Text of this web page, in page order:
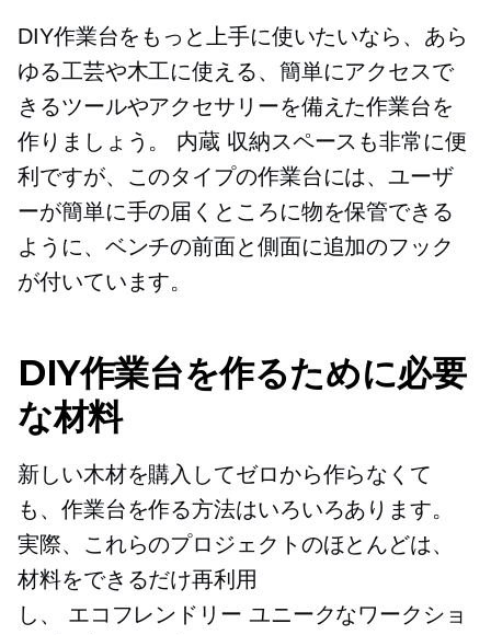
DIY作業台をもっと上手に使いたいなら、あら
ゆる工芸や木工に使える、簡単にアクセスで
きるツールやアクセサリーを備えた作業台を
作りましょう。 内蔵 収納スペースも非常に便
利ですが、このタイプの作業台には、ユーザ
ーが簡単に手の届くところに物を保管できる
ように、ベンチの前面と側面に追加のフック
が付いています。
DIY作業台を作るために必要
な材料
新しい木材を購入してゼロから作らなくて
も、作業台を作る方法はいろいろあります。
実際、これらのプロジェクトのほとんどは、
材料をできるだけ再利用
し、 エコフレンドリー ユニークなワークショ